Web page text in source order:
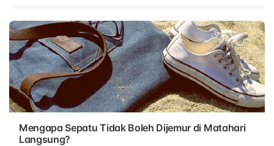
Mengapa Sepatu Tidak Boleh Dijemur di Matahari
Langsung?